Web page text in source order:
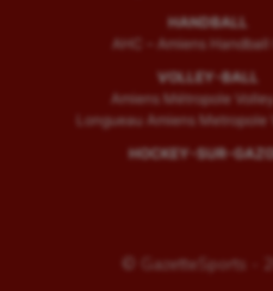
HANDBALL
AHC – Amiens Handball
VOLLEY-BALL
Amiens Métropole
Longueau Amiens Metropole
HOCKEY-SUR-
© GazetteSports -